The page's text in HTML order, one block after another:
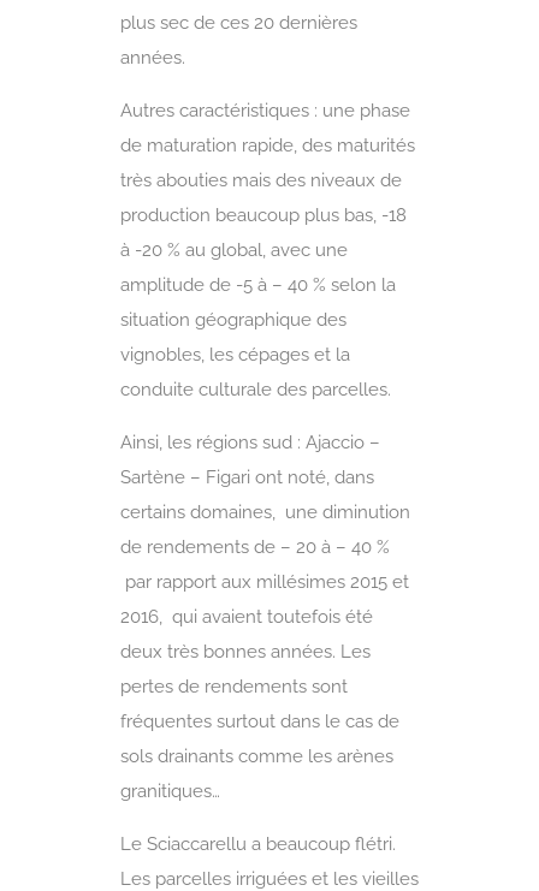
plus sec de ces 20 dernières
années.
Autres caractéristiques : une phase
de maturation rapide, des maturités
très abouties mais des niveaux de
production beaucoup plus bas, -18
à -20 % au global, avec une
amplitude de -5 à – 40 % selon la
situation géographique des
vignobles, les cépages et la
conduite culturale des parcelles.
Ainsi, les régions sud : Ajaccio –
Sartène – Figari ont noté, dans
certains domaines, une diminution
de rendements de – 20 à – 40 %
par rapport aux millésimes 2015 et
2016, qui avaient toutefois été
deux très bonnes années. Les
pertes de rendements sont
fréquentes surtout dans le cas de
sols drainants comme les arènes
granitiques…
Le Sciaccarellu a beaucoup flétri.
Les parcelles irriguées et les vieilles